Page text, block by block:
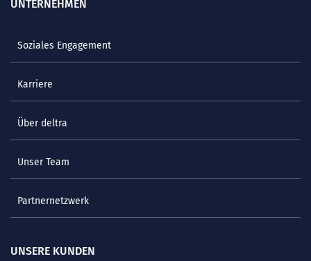
UNTERNEHMEN
Soziales Engagement
Karriere
Über deltra
Unser Team
Partnernetzwerk
UNSERE KUNDEN